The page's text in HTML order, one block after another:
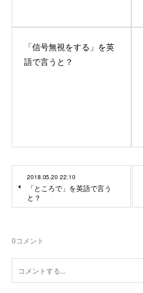
「信号無視をする」を英
語で言うと？
2018.05.20 22:10
「ところで」を英語で言う
と？
0コメント